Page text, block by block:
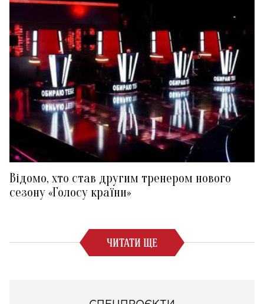
Відомо, хто став другим тренером нового
сезону «Голосу країни»
ЧИТАТИ ЩЕ